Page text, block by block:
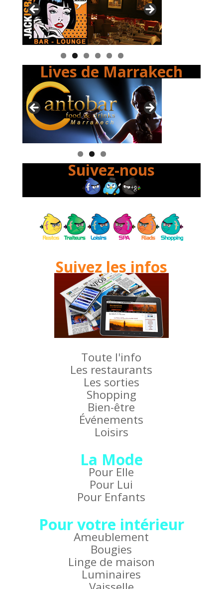
Lives de Marrakech
Suivez-nous
Suivez les infos
Toute l'info
Les restaurants
Les sorties
Shopping
Bien-être
Événements
Loisirs
La Mode
Pour Elle
Pour Lui
Pour Enfants
Pour votre intérieur
Ameublement
Bougies
Linge de maison
Luminaires